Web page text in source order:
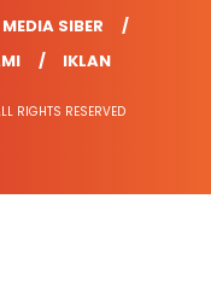
SIBER
IKLAN
RIGHTS RESERVED